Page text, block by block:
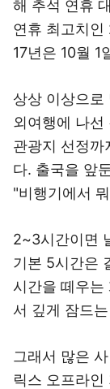
해 추석 연휴
연휴 최고치
17년은 10월 1
상상 이상으로
외여행에 나선
관광지 선정까
다. 출국을 앞
"비행기에서
2~3시간이면
기본 5시간은
시간을 떼우는
서 깊게 잠드
그래서 많은
릭스 오프라